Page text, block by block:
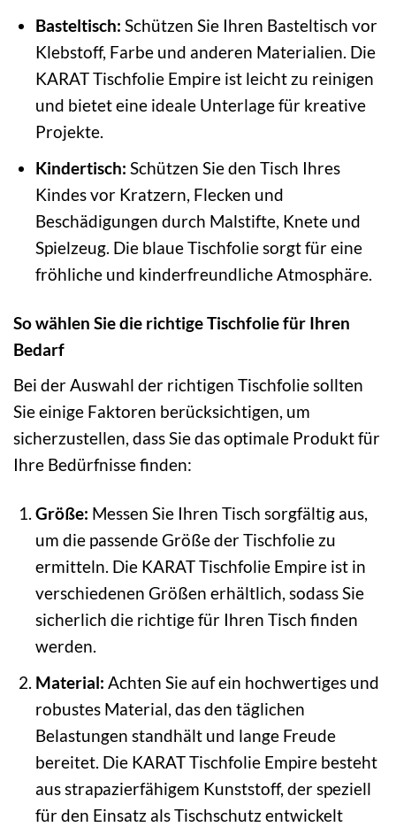
Basteltisch: Schützen Sie Ihren Basteltisch vor
Klebstoff, Farbe und anderen Materialien. Die
KARAT Tischfolie Empire ist leicht zu reinigen
und bietet eine ideale Unterlage für kreative
Projekte.
Kindertisch: Schützen Sie den Tisch Ihres
Kindes vor Kratzern, Flecken und
Beschädigungen durch Malstifte, Knete und
Spielzeug. Die blaue Tischfolie sorgt für eine
fröhliche und kinderfreundliche Atmosphäre.
So wählen Sie die richtige Tischfolie für Ihren
Bedarf
Bei der Auswahl der richtigen Tischfolie sollten
Sie einige Faktoren berücksichtigen, um
sicherzustellen, dass Sie das optimale Produkt für
Ihre Bedürfnisse finden:
Größe: Messen Sie Ihren Tisch sorgfältig aus,
um die passende Größe der Tischfolie zu
ermitteln. Die KARAT Tischfolie Empire ist in
verschiedenen Größen erhältlich, sodass Sie
sicherlich die richtige für Ihren Tisch finden
werden.
Material: Achten Sie auf ein hochwertiges und
robustes Material, das den täglichen
Belastungen standhält und lange Freude
bereitet. Die KARAT Tischfolie Empire besteht
aus strapazierfähigem Kunststoff, der speziell
für den Einsatz als Tischschutz entwickelt